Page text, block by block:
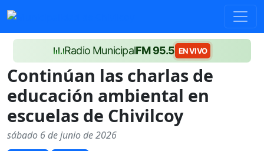
Radio MunicipalFM 95.5 EN VIVO
Continúan las charlas de
educación ambiental en
escuelas de Chivilcoy
sábado 6 de junio de 2026